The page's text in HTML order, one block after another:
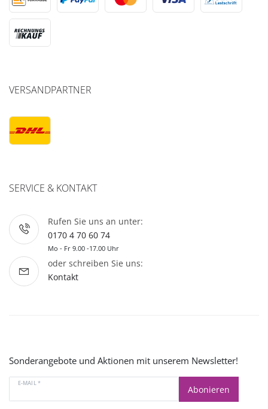
VERSANDPARTNER
SERVICE & KONTAKT
Rufen Sie uns an unter:
0170 4 70 60 74
Mo - Fr 9.00 -17.00 Uhr
oder schreiben Sie uns:
Kontakt
Sonderangebote und Aktionen mit unserem Newsletter!
E-MAIL *
Abonieren